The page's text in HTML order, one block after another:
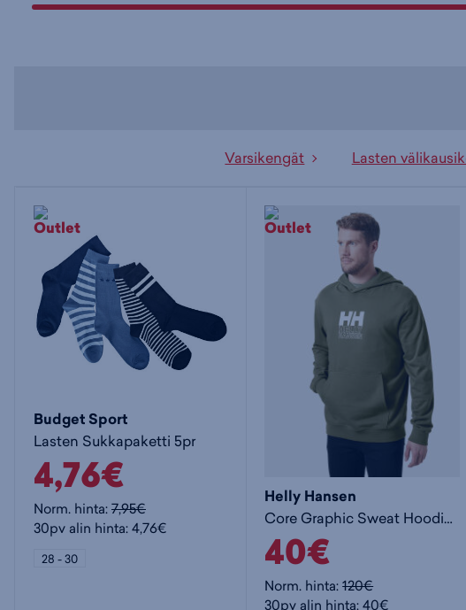
Varsikengät Lasten
Budget Sport
Lasten Sukkapaketti 5pr
4,76€
Norm. hinta:7,95€
30pv alin hinta: 4,76€
28 - 30
Helly Hansen
Core Graphic Sweat Hoodie - miesten huppari
40€
Norm. hinta:120€
30pv alin hinta: 40€